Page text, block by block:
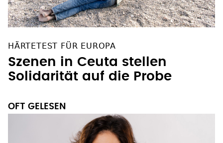
HÄRTETEST FÜR EUROPA
Szenen in Ceuta stellen
Solidarität auf die Probe
OFT GELESEN